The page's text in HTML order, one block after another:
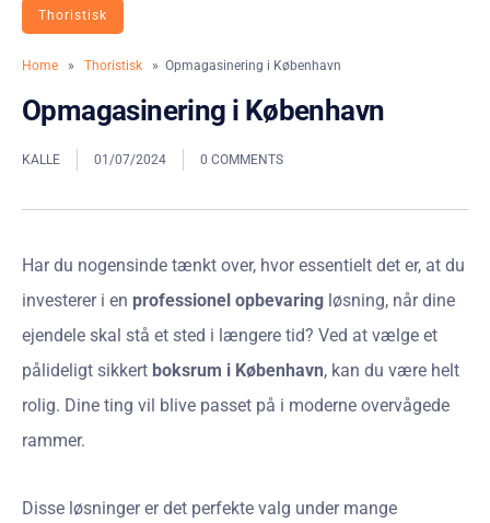
Thoristisk
Home » Thoristisk » Opmagasinering i København
Opmagasinering i København
KALLE 01/07/2024 0 COMMENTS
Har du nogensinde tænkt over, hvor essentielt det er, at du
investerer i en professionel opbevaring løsning, når dine
ejendele skal stå et sted i længere tid? Ved at vælge et
pålideligt sikkert boksrum i København, kan du være helt
rolig. Dine ting vil blive passet på i moderne overvågede
rammer.
Disse løsninger er det perfekte valg under mange